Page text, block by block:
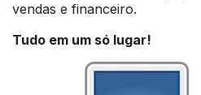
vendas e financeiro.
Tudo em um só lugar!